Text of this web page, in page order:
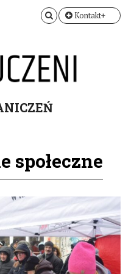
Kontakt+
społeczne